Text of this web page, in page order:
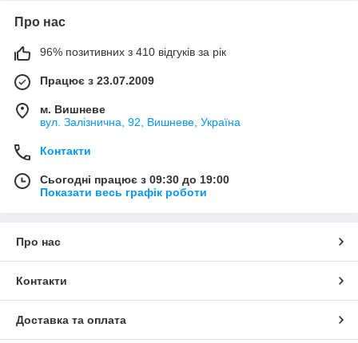
Про нас
96% позитивних з 410 відгуків за рік
Працює з 23.07.2009
м. Вишневе
вул. Залізнична, 92, Вишневе, Україна
Контакти
Сьогодні працює з 09:30 до 19:00
Показати весь графік роботи
Про нас
Контакти
Доставка та оплата